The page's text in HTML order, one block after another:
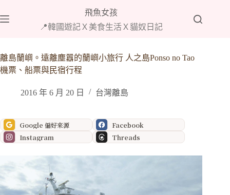
至
內
容
飛魚女孩
📍韓國遊記Ｘ美食生活Ｘ貓奴日記
離島蘭嶼。遠離塵囂的蘭嶼小旅行 人之島Ponso no Tao
機票、船票與民宿行程
2016 年 6 月 20 日 台灣離島
Google 偏好來源
Facebook
Instagram
Threads